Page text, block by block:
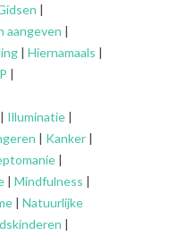
|
aangeven |
| Hiernamaals |
|
| Illuminatie |
| Kanker |
|
| Mindfulness |
| Natuurlijke
|